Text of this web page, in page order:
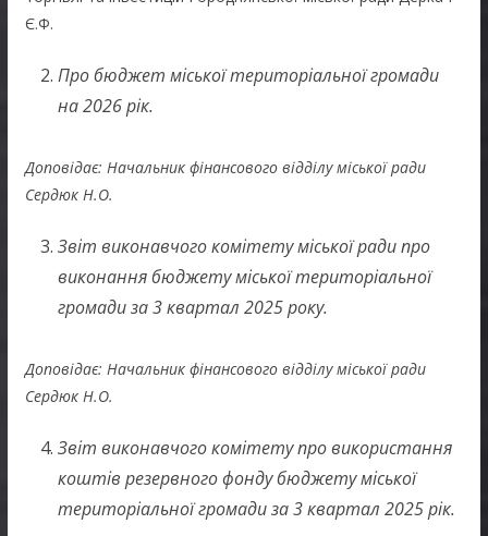
Є.Ф.
Про бюджет міської територіальної громади
на 2026 рік.
Доповідає: Начальник фінансового відділу міської ради
Сердюк Н.О.
Звіт виконавчого комітету міської ради про
виконання бюджету міської територіальної
громади за 3 квартал 2025 року.
Доповідає: Начальник фінансового відділу міської ради
Сердюк Н.О.
Звіт виконавчого комітету про використання
коштів резервного фонду бюджету міської
територіальної громади за 3 квартал 2025 рік.